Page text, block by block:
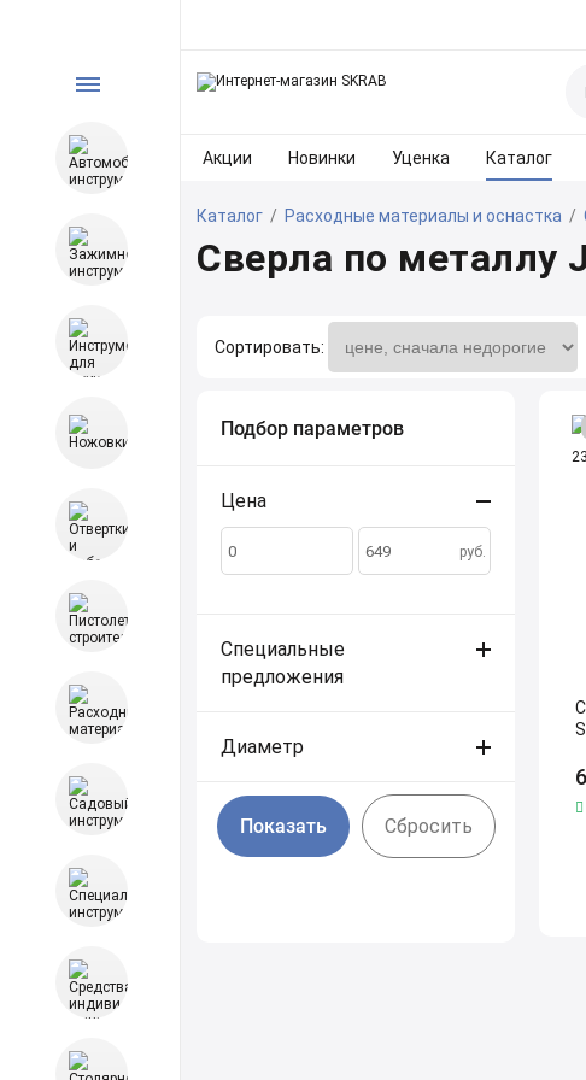
Акции Новинки Уценка Каталог
Каталог / Расходные материалы и оснастка /
Сверла по металлу
Сортировать:
Подбор параметров
Цена
Сортировать
по:
руб.
Специальные
предложения
Диаметр
Cбросить